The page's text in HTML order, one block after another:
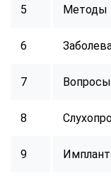
5 Методы
6
7
8
9